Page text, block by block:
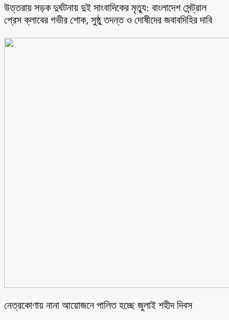
উত্তরায় সড়ক দুর্ঘটনায় দুই সাংবাদিকের মৃত্যু: বাংলাদেশ সেন্ট্রাল
প্রেস ক্লাবের গভীর শোক, সুষ্ঠু তদন্ত ও দোষীদের জবাবদিহির দাবি
নেত্রকোণায় নানা আয়োজনে পালিত হচ্ছে জুলাই শহীদ দিবস